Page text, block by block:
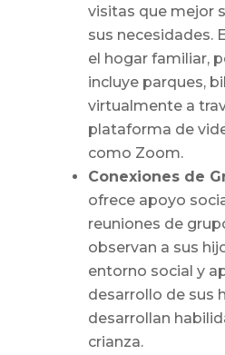
visitas que mejor
sus necesidades.
el hogar familiar,
incluye parques,
virtualmente a
plataforma de
como Zoom.
Conexiones de
ofrece apoyo
reuniones de
observan a sus
entorno social y
desarrollo de sus
desarrollan
crianza.